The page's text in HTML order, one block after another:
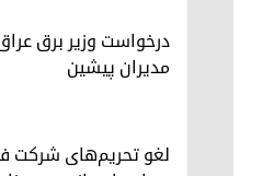
درخواست وزیر برق
مدیران پیشین
لغو تحریم‌های شرکت